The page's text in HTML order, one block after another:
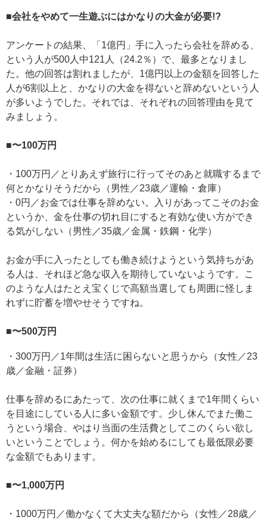
■会社をやめて一生遊ぶにはかなりの大金が必要!?
アンケートの結果、「1億円」手に入ったら会社を辞める、
という人が500人中121人（24.2％）で、最多となりまし
た。他の回答は割れましたが、1億円以上の金額を回答した
人が6割以上と、かなりの大金を得ないと辞めないという人
が多いようでした。それでは、それぞれの回答理由を見て
みましょう。
■〜100万円
・100万円／とりあえず旅行に行ってそのあと就職するまで
何とかなりそうだから（男性／23歳／運輸・倉庫）
・0円／お金では仕事を辞めない。入りがあってこそのお金
というか、金を仕事の切れ目にすると有効な使い方ができ
る気がしない（男性／35歳／金属・鉄鋼・化学）
お金が手に入ったとしても働き続けようという気持ちがあ
る人は、それほど急な収入を期待していないようです。こ
のような人はたとえ宝くじで高額当選しても周囲に怪しま
れずに貯蓄を増やせそうですね。
■〜500万円
・300万円／1年間は生活に困らないと思うから（女性／23
歳／金融・証券）
仕事を辞めるにあたって、次の仕事に就くまで1年間くらい
を目途にしている人に多い金額です。少し休んでまた働こ
うという場合、やはり当面の生活費としてこのくらい欲し
いということでしょう。何かを始めるにしても最低限必要
な金額でもあります。
■〜1,000万円
・1000万円／働かなくて大丈夫な額だから（女性／28歳／